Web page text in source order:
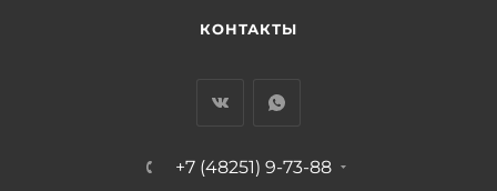
КОНТАКТЫ
+7 (48251) 9-73-88